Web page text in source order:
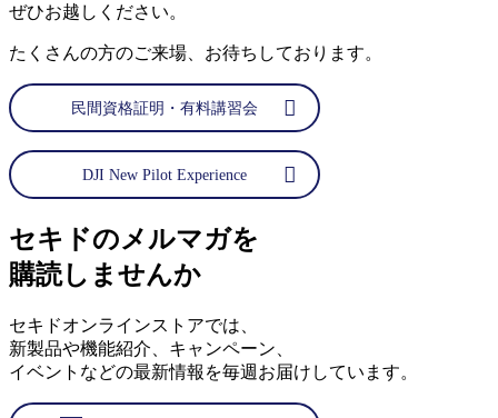
ぜひお越しください。
たくさんの方のご来場、お待ちしております。
民間資格証明・有料講習会
DJI New Pilot Experience
セキドのメルマガを
購読しませんか
セキドオンラインストアでは、
新製品や機能紹介、キャンペーン、
イベントなどの最新情報を毎週お届けしています。